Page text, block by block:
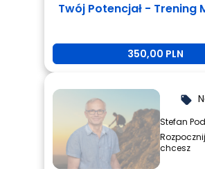
Twój Potencjał - Trening
350,00 PLN
local_offer
Stefan
chcesz